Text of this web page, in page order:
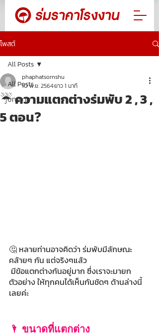
โพสต์
All Posts
บทความ
All Posts
☔ ความแตกต่างร่มพับ 2 , 3 ,
5 ตอน❓
phaphatsornshu
10 พ.ย. 2564ยาว 1 นาที
🤔 หลายท่านอาจคิดว่า ร่มพับมีลักษณะ
คล้ายๆ กัน แต่จริงๆแล้ว
ตัวอย่าง ให้ทุกคนได้เห็นกันชัดๆ ด้านล่างนี้
เลยค่ะ
🌂 ขนาดที่แตกต่าง